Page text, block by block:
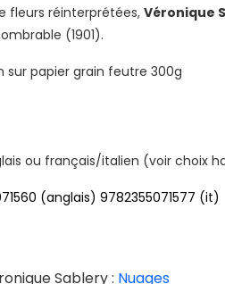
fleurs réinterprétées, Véronique
(1901).
sur papier grain feutre 300g
ou français/italien (voir choix
(anglais) 9782355071577 (it)
Sablery : Nuages